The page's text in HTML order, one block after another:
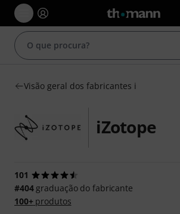
Visão geral dos fabricantes i
iZotope
101
#404graduação do fabricante
100+produtos